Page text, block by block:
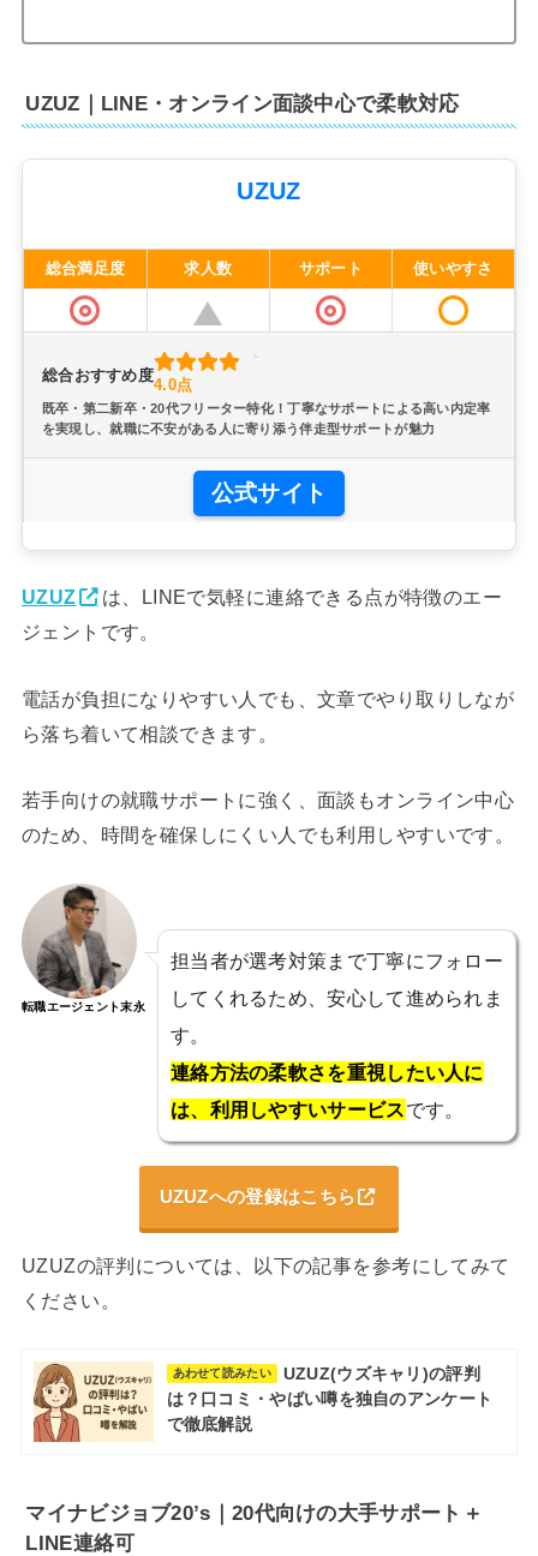
UZUZ｜LINE・オンライン面談中心で柔軟対応
UZUZ
総合満足度 求人数 サポート 使いやすさ
総合おすすめ度
4.0点
既卒・第二新卒・20代フリーター特化！丁寧なサポートによる高い内定率
を実現し、就職に不安がある人に寄り添う伴走型サポートが魅力
公式サイト
UZUZ
は、LINEで気軽に連絡できる点が特徴のエー
ジェントです。
電話が負担になりやすい人でも、文章でやり取りしなが
ら落ち着いて相談できます。
若手向けの就職サポートに強く、面談もオンライン中心
のため、時間を確保しにくい人でも利用しやすいです。
転職エージェント末永
担当者が選考対策まで丁寧にフォロー
してくれるため、安心して進められま
す。
連絡方法の柔軟さを重視したい人に
は、利用しやすいサービスです。
UZUZへの登録はこちら
UZUZの評判については、以下の記事を参考にしてみて
ください。
あわせて読みたい
UZUZ(ウズキャリ)の評判
は？口コミ・やばい噂を独自のアンケート
で徹底解説
マイナビジョブ20’s｜20代向けの大手サポート＋
LINE連絡可